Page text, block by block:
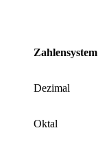
Zahlensystem
Dezimal
Oktal